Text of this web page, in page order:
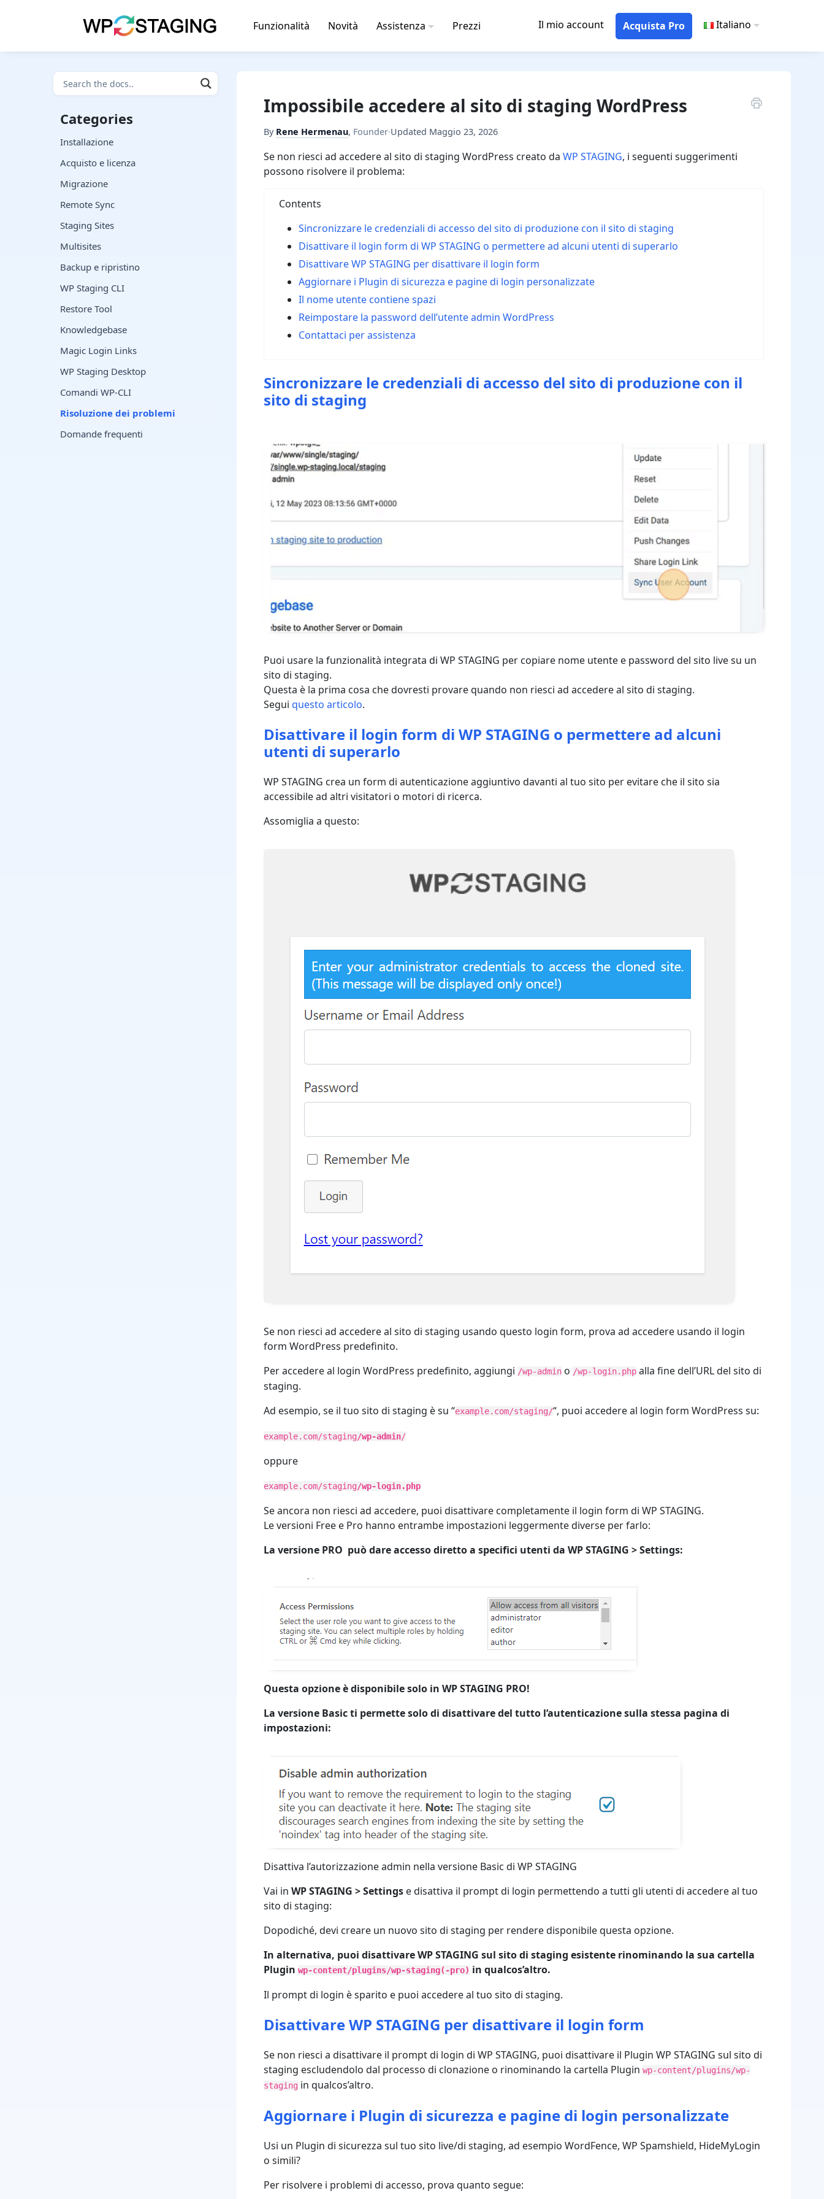
Funzionalità Novità Assistenza Prezzi Il mio account Acquista Pro Italiano
Impossibile accedere al sito di staging WordPress
By Rene Hermenau, Founder·Updated Maggio 23, 2026
Se non riesci ad accedere al sito di staging WordPress creato daWP STAGING, i seguenti suggerimenti
possono risolvere il problema:
Contents
Sincronizzare le credenziali di accesso del sito di produzione con il sito di staging
Disattivare il login form di WP STAGING o permettere ad alcuni utenti di superarlo
Disattivare WP STAGING per disattivare il login form
Aggiornare i Plugin di sicurezza e pagine di login personalizzate
Il nome utente contiene spazi
Reimpostare la password dell’utente admin WordPress
Contattaci per assistenza
Sincronizzare le credenziali di accesso del sito di produzione con il
sito di staging
Puoi usare la funzionalità integrata di WP STAGING per copiare nome utente e password del sito live su un
sito di staging.
Questa è la prima cosa che dovresti provare quando non riesci ad accedere al sito di staging.
Seguiquesto articolo.
Disattivare il login form di WP STAGING o permettere ad alcuni
utenti di superarlo
WP STAGING crea un form di autenticazione aggiuntivo davanti al tuo sito per evitare che il sito sia
accessibile ad altri visitatori o motori di ricerca.
Assomiglia a questo:
Se non riesci ad accedere al sito di staging usando questo login form, prova ad accedere usando il login
form WordPress predefinito.
Per accedere al login WordPress predefinito, aggiungi /wp-admin o /wp-login.php alla fine dell’URL del sito di
staging.
Ad esempio, se il tuo sito di staging è su “example.com/staging/“, puoi accedere al login form WordPress su:
example.com/staging/wp-admin/
oppure
example.com/staging/wp-login.php
Se ancora non riesci ad accedere, puoi disattivare completamente il login form di WP STAGING.
Le versioni Free e Pro hanno entrambe impostazioni leggermente diverse per farlo:
La versione PRO può dare accesso diretto a specifici utenti da WP STAGING > Settings:
Questa opzione è disponibile solo in WP STAGING PRO!
La versione Basic ti permette solo di disattivare del tutto l’autenticazione sulla stessa pagina di
impostazioni:
Disattiva l’autorizzazione admin nella versione Basic di WP STAGING
Vai inWP STAGING > Settings e disattiva il prompt di login permettendo a tutti gli utenti di accedere al tuo
sito di staging:
Dopodiché, devi creare un nuovo sito di staging per rendere disponibile questa opzione.
In alternativa, puoi disattivare WP STAGING sul sito di staging esistente rinominando la sua cartella
Pluginwp-content/plugins/wp-staging(-pro) in qualcos’altro.
Il prompt di login è sparito e puoi accedere al tuo sito di staging.
Disattivare WP STAGING per disattivare il login form
Se non riesci a disattivare il prompt di login di WP STAGING, puoi disattivare il Plugin WP STAGING sul sito di
staging escludendolo dal processo di clonazione o rinominando la cartella Pluginwp-content/plugins/wp-
staging in qualcos’altro.
Aggiornare i Plugin di sicurezza e pagine di login personalizzate
Usi un Plugin di sicurezza sul tuo sito live/di staging, ad esempio WordFence, WP Spamshield, HideMyLogin
o simili?
Per risolvere i problemi di accesso, prova quanto segue:
Categories
Installazione
Acquisto e licenza
Migrazione
Remote Sync
Staging Sites
Multisites
Backup e ripristino
WP Staging CLI
Restore Tool
Knowledgebase
Magic Login Links
WP Staging Desktop
Comandi WP-CLI
Risoluzione dei problemi
Domande frequenti